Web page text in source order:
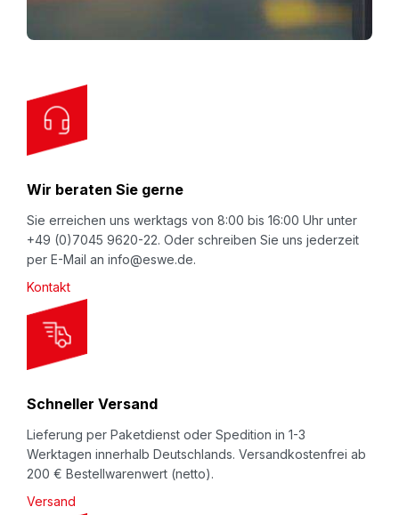
o
O
u
r
e
w
s
e
t
e
r
Wir beraten Sie gerne
Sie erreichen uns werktags von 8:00 bis 16:00 Uhr unter
+49 (0)7045 9620-22. Oder schreiben Sie uns jederzeit
per E-Mail an info@eswe.de.
Kontakt
Schneller Versand
Lieferung per Paketdienst oder Spedition in 1-3
Werktagen innerhalb Deutschlands. Versandkostenfrei ab
200 € Bestellwarenwert (netto).
Versand